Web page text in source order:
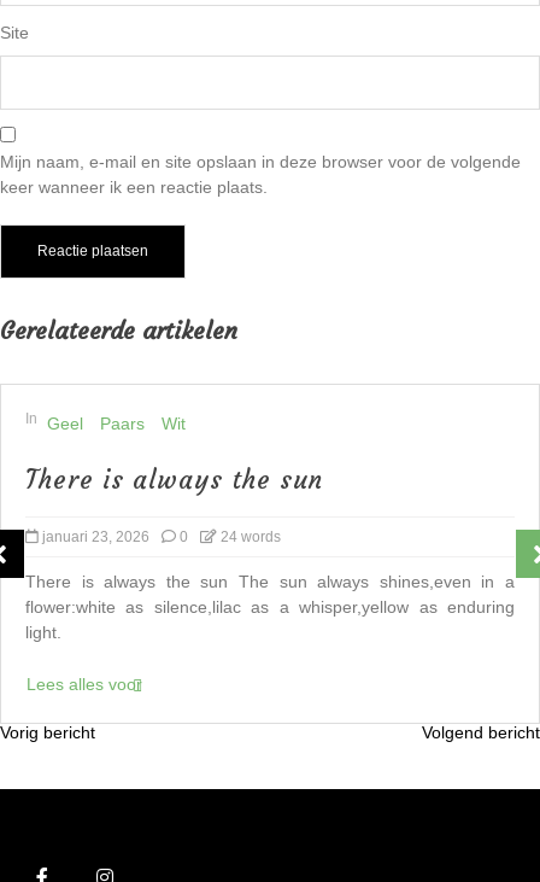
Site
Mijn naam, e-mail en site opslaan in deze browser voor de volgende
keer wanneer ik een reactie plaats.
Gerelateerde artikelen
In Geel Paars Wit
There is always the sun
januari 23, 2026 0 24 words
There is always the sun The sun always shines,even in a
flower:white as silence,lilac as a whisper,yellow as enduring
light.
Lees alles voor
B
Vorig bericht Volgend bericht